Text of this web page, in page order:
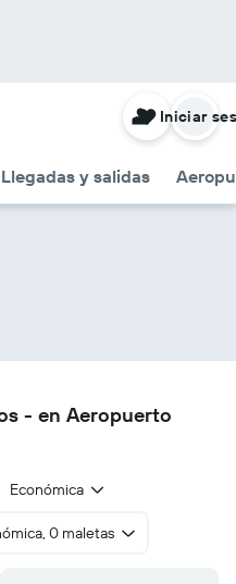
Llegadas y salidas
Iniciar
- en Aeropuerto
Económica
0 maletas